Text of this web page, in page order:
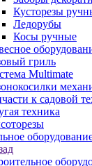
Кусторезы
Ледорубы
Косы ручные
гриль
Multimate
к садовой
техника